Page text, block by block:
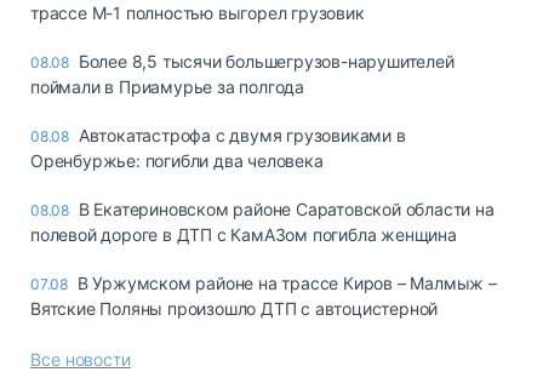
трассе М-1 полностью выгорел грузовик
08.08 Более 8,5 тысячи большегрузов-нарушителей
поймали в Приамурье за полгода
08.08 Автокатастрофа с двумя грузовиками в
Оренбуржье: погибли два человека
08.08 В Екатериновском районе Саратовской области на
полевой дороге в ДТП с КамАЗом погибла женщина
07.08 В Уржумском районе на трассе Киров – Малмыж –
Вятские Поляны произошло ДТП с автоцистерной
Все новости